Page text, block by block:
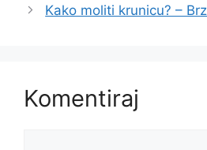
Kako moliti krunicu? –
Komentiraj